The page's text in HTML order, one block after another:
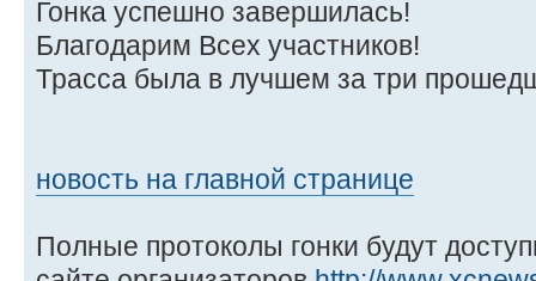
Гонка успешно завершилась!
Благодарим Всех участников!
Трасса была в лучшем за три
новость на главной странице
Полные протоколы гонки будут